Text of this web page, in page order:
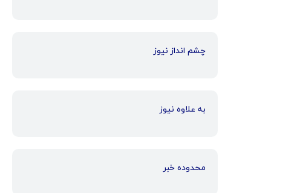
چشم انداز نیوز
به علاوه نیوز
محدوده خبر